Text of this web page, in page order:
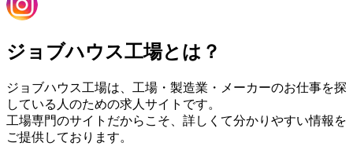
ジョブハウス工場とは？
ジョブハウス工場は、工場・製造業・メーカーのお仕事を探
している人のための求人サイトです。
工場専門のサイトだからこそ、詳しくて分かりやすい情報を
ご提供しております。